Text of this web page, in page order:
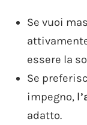
Se vuoi
essere la
Se
impegno,
adatto.